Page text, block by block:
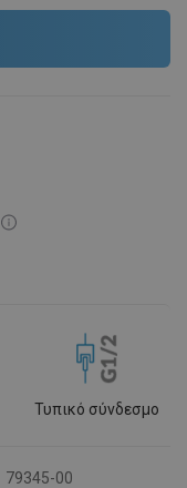
Τυπικό σύνδεσμο
79345-00